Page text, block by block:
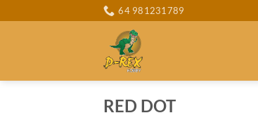
to
64 981231789
RED DOT